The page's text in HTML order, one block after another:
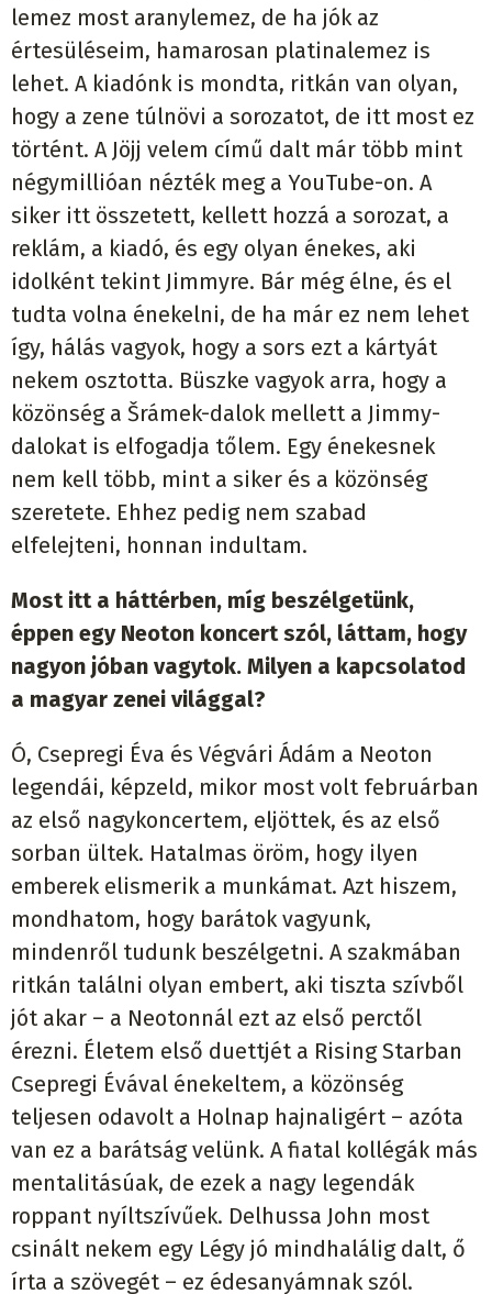
lemez most aranylemez, de ha jók az
értesüléseim, hamarosan platinalemez is
lehet. A kiadónk is mondta, ritkán van olyan,
hogy a zene túlnövi a sorozatot, de itt most ez
történt. A Jöjj velem című dalt már több mint
négymillióan nézték meg a YouTube-on. A
siker itt összetett, kellett hozzá a sorozat, a
reklám, a kiadó, és egy olyan énekes, aki
idolként tekint Jimmyre. Bár még élne, és el
tudta volna énekelni, de ha már ez nem lehet
így, hálás vagyok, hogy a sors ezt a kártyát
nekem osztotta. Büszke vagyok arra, hogy a
közönség a Šrámek-dalok mellett a Jimmy-
dalokat is elfogadja tőlem. Egy énekesnek
nem kell több, mint a siker és a közönség
szeretete. Ehhez pedig nem szabad
elfelejteni, honnan indultam.
Most itt a háttérben, míg beszélgetünk,
éppen egy Neoton koncert szól, láttam, hogy
nagyon jóban vagytok. Milyen a kapcsolatod
a magyar zenei világgal?
Ó, Csepregi Éva és Végvári Ádám a Neoton
legendái, képzeld, mikor most volt februárban
az első nagykoncertem, eljöttek, és az első
sorban ültek. Hatalmas öröm, hogy ilyen
emberek elismerik a munkámat. Azt hiszem,
mondhatom, hogy barátok vagyunk,
mindenről tudunk beszélgetni. A szakmában
ritkán találni olyan embert, aki tiszta szívből
jót akar – a Neotonnál ezt az első perctől
érezni. Életem első duettjét a Rising Starban
Csepregi Évával énekeltem, a közönség
teljesen odavolt a Holnap hajnaligért – azóta
van ez a barátság velünk. A fiatal kollégák más
mentalitásúak, de ezek a nagy legendák
roppant nyíltszívűek. Delhussa John most
csinált nekem egy Légy jó mindhalálig dalt, ő
írta a szövegét – ez édesanyámnak szól.